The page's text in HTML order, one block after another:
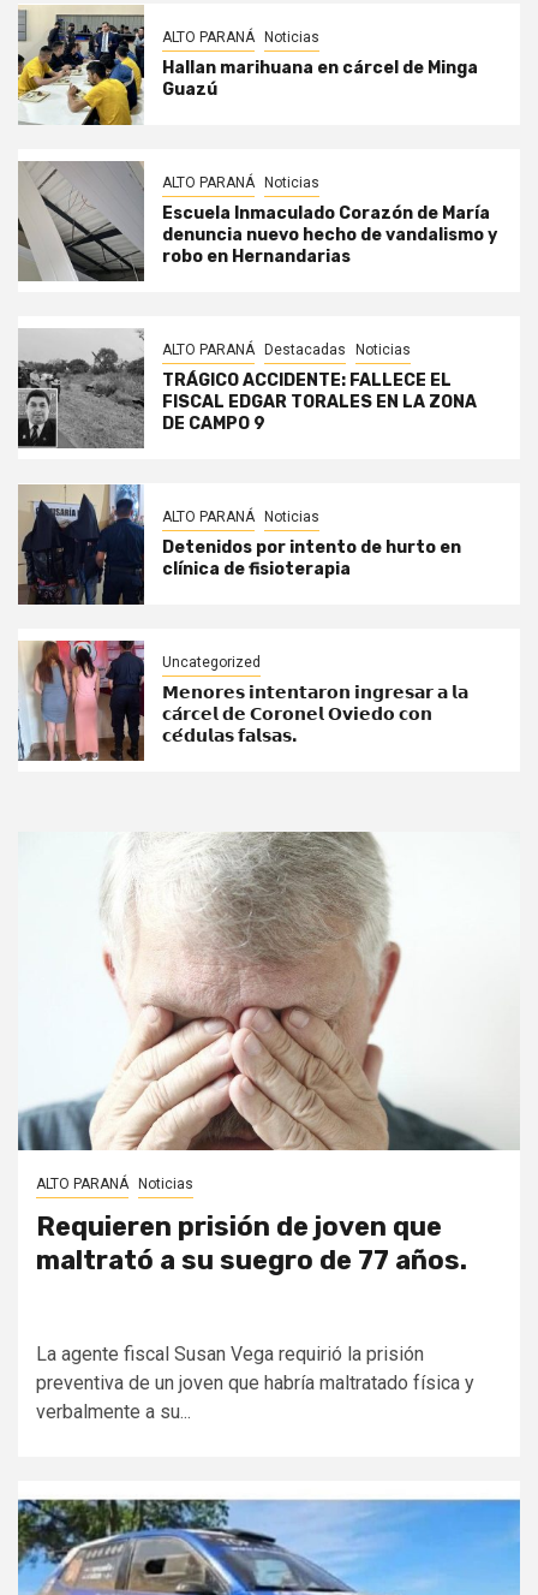
ALTO PARANÁ Noticias
Hallan marihuana en cárcel de Minga
Guazú
ALTO PARANÁ Noticias
Escuela Inmaculado Corazón de María
denuncia nuevo hecho de vandalismo y
robo en Hernandarias
ALTO PARANÁ Destacadas Noticias
TRÁGICO ACCIDENTE: FALLECE EL
FISCAL EDGAR TORALES EN LA ZONA
DE CAMPO 9
ALTO PARANÁ Noticias
Detenidos por intento de hurto en
clínica de fisioterapia
Uncategorized
𝗠𝗲𝗻𝗼𝗿𝗲𝘀 𝗶𝗻𝘁𝗲𝗻𝘁𝗮𝗿𝗼𝗻 𝗶𝗻𝗴𝗿𝗲𝘀𝗮𝗿 𝗮 𝗹𝗮
𝗰𝗮́𝗿𝗰𝗲𝗹 𝗱𝗲 𝗖𝗼𝗿𝗼𝗻𝗲𝗹 𝗢𝘃𝗶𝗲𝗱𝗼 𝗰𝗼𝗻
𝗰𝗲́𝗱𝘂𝗹𝗮𝘀 𝗳𝗮𝗹𝘀𝗮𝘀.
ALTO PARANÁ Noticias
Requieren prisión de joven que
maltrató a su suegro de 77 años.
La agente fiscal Susan Vega requirió la prisión
preventiva de un joven que habría maltratado física y
verbalmente a su...